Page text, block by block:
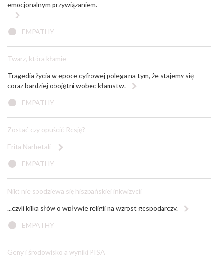
emocjonalnym przywiązaniem.
EMPATHY
Twarz, która kłamie
Tragedia życia w epoce cyfrowej polega na tym, że stajemy się
coraz bardziej obojętni wobec kłamstw.
EMPATHY
Zostać czy opuścić Rosję?
Erita Narhetali
EMPATHY
Nikt nie spodziewa się hiszpańskiej inkwizycji
...czyli kilka słów o wpływie religii na wzrost gospodarczy.
EMPATHY
Geny i środowisko a wyniki PISA